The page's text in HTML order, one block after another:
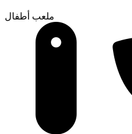
ملعب أطفال